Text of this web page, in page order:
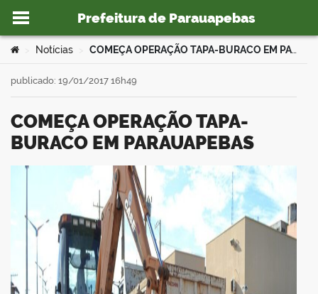
Ir para o conteúdo
Prefeitura de Parauapebas
portal
Você está aqui:
Notícias COMEÇA OPERAÇÃO TAPA-BURACO EM PARAUAPEBAS
COMEÇA OPERAÇÃO TAPA-
BURACO EM PARAUAPEBAS
publicado: 19/01/2017 16h49